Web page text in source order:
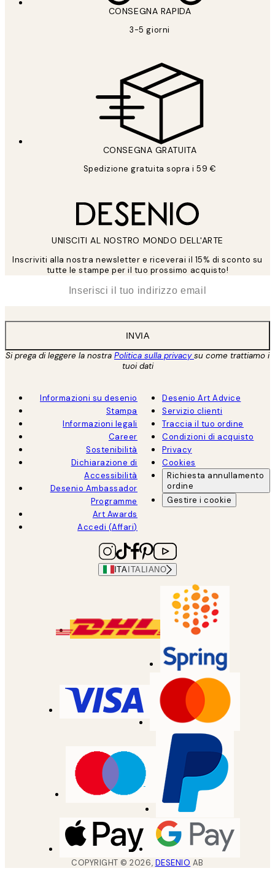
CONSEGNA RAPIDA
3-5 giorni
CONSEGNA GRATUITA
Spedizione gratuita sopra i 59 €
UNISCITI AL NOSTRO MONDO DELL'ARTE
Inscriviti alla nostra newsletter e riceverai il 15% di sconto su
tutte le stampe per il tuo prossimo acquisto!
INVIA
Si prega di leggere la nostra Politica sulla privacysu come trattiamo i
tuoi dati
Informazioni su desenio
Stampa
Informazioni legali
Career
Sostenibilità
Dichiarazione di
Accessibilità
Desenio Ambassador
Programme
Art Awards
Accedi (Affari)
Desenio Art Advice
Servizio clienti
Traccia il tuo ordine
Condizioni di acquisto
Privacy
Cookies
Richiesta annullamento
ordine
Gestire i cookie
ITA ITALIANO
COPYRIGHT ©2026, DESENIO AB